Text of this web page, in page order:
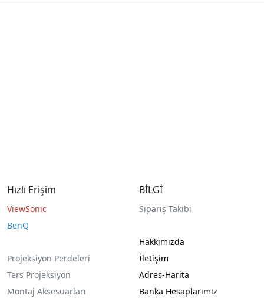
Hızlı Erişim
ViewSonic
BenQ
Projeksiyon Perdeleri
Ters Projeksiyon
Montaj Aksesuarları
BİLGİ
Sipariş Takibi
Hakkımızda
İletişim
Adres-Harita
Banka Hesaplarımız